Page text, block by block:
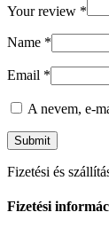
Your review *
Name *
Email *
A nevem, e-
Fizetési és
Fizetési